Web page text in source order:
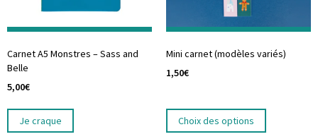
Carnet A5 Monstres – Sass and
Belle
5,00€
Je craque
Mini carnet (modèles variés)
1,50€
Choix des options